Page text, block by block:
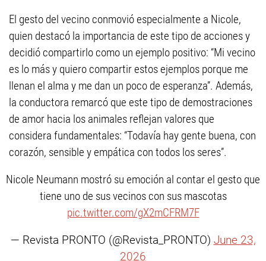
El gesto del vecino conmovió especialmente a Nicole,
quien destacó la importancia de este tipo de acciones y
decidió compartirlo como un ejemplo positivo: “Mi vecino
es lo más y quiero compartir estos ejemplos porque me
llenan el alma y me dan un poco de esperanza”. Además,
la conductora remarcó que este tipo de demostraciones
de amor hacia los animales reflejan valores que
considera fundamentales: “Todavía hay gente buena, con
corazón, sensible y empática con todos los seres”.
Nicole Neumann mostró su emoción al contar el gesto que
tiene uno de sus vecinos con sus mascotas
pic.twitter.com/gX2mCFRM7F
— Revista PRONTO (@Revista_PRONTO) June 23,
2026